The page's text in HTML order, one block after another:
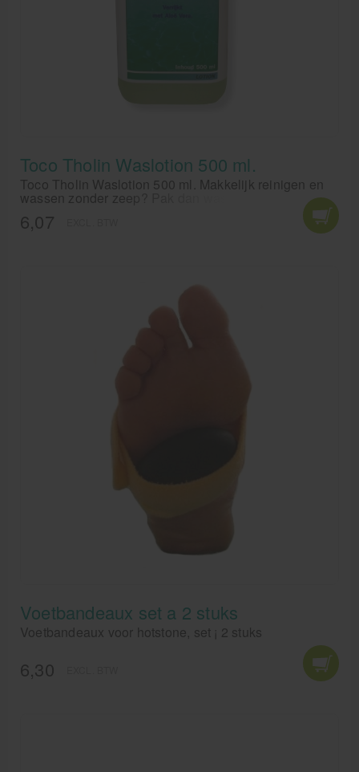
Toco Tholin Waslotion 500 ml.
Toco Tholin Waslotion 500 ml. Makkelijk reinigen en
wassen zonder zeep? Pak dan waslotion van Toco-
6,07
Voetbandeaux set a 2 stuks
Voetbandeaux voor hotstone, set ¡ 2 stuks
6,30